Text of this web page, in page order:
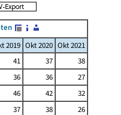
2019 Okt 2020 Okt 2021
41 37
38
36 36
27
46 42
32
37 38 26